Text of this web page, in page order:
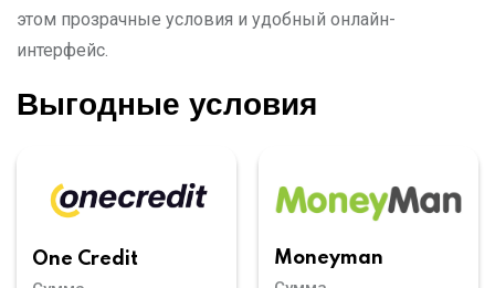
этом прозрачные условия и удобный онлайн-
интерфейс.
Выгодные условия
One Credit
Moneyman